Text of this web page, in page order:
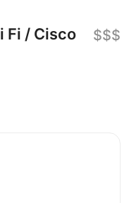
Fi / Cisco
$$$